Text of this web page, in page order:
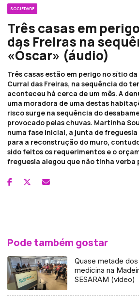
SOCIEDADE
Três casas em
das Freiras na
«Óscar» (áudio)
Três casas estão em perigo no sítio da
Curral das Freiras, na sequência do
aconteceu há cerca de um mês. A
uma moradora de uma destas
risco surge na sequência do
provocado pelas chuvas. Martinha
numa fase inicial, a junta de
para a reconstrução do muro,
sido feitos os requerimentos e o
freguesia alegou que não tinha verba
Pode também gostar
Quase metade
medicina na
SESARAM (vídeo)